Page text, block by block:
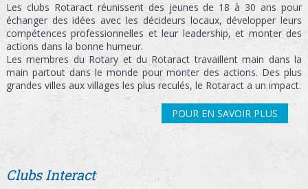
Les clubs Rotaract réunissent des jeunes de 18 à 30 ans pour
échanger des idées avec les décideurs locaux, développer leurs
compétences professionnelles et leur leadership, et monter des
actions dans la bonne humeur.
Les membres du Rotary et du Rotaract travaillent main dans la
main partout dans le monde pour monter des actions. Des plus
grandes villes aux villages les plus reculés, le Rotaract a un impact.
POUR EN SAVOIR PLUS
Clubs Interact